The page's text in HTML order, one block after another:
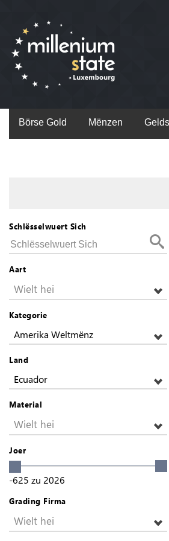
Börse Gold Mënzen
Schlësselwuert Sich
Aart
Wielt hei
Kategorie
Amerika Weltmënz
Land
Ecuador
Material
Wielt hei
Joer
-625 zu 2026
Grading Firma
Wielt hei